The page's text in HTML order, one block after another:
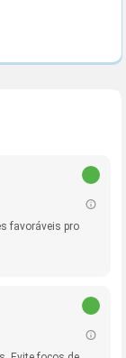
favoráveis pro